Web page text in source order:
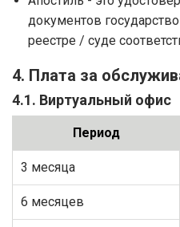
документов
реестре / суде
4. Плата за
4.1. Виртуальный офис
Период
3 месяца
6 месяцев